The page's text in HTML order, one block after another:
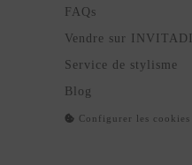
FAQs
Vendre sur
Service de stylisme
Blog
Configurer les cookies